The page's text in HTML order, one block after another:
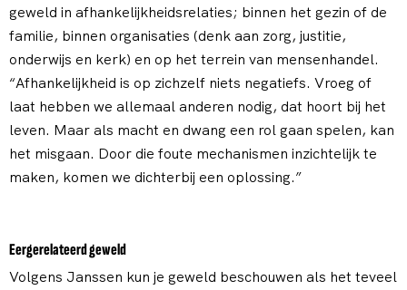
geweld in afhankelijkheidsrelaties; binnen het gezin of de
familie, binnen organisaties (denk aan zorg, justitie,
onderwijs en kerk) en op het terrein van mensenhandel.
“Afhankelijkheid is op zichzelf niets negatiefs. Vroeg of
laat hebben we allemaal anderen nodig, dat hoort bij het
leven. Maar als macht en dwang een rol gaan spelen, kan
het misgaan. Door die foute mechanismen inzichtelijk te
maken, komen we dichterbij een oplossing.”
Eergerelateerd geweld
Volgens Janssen kun je geweld beschouwen als het teveel